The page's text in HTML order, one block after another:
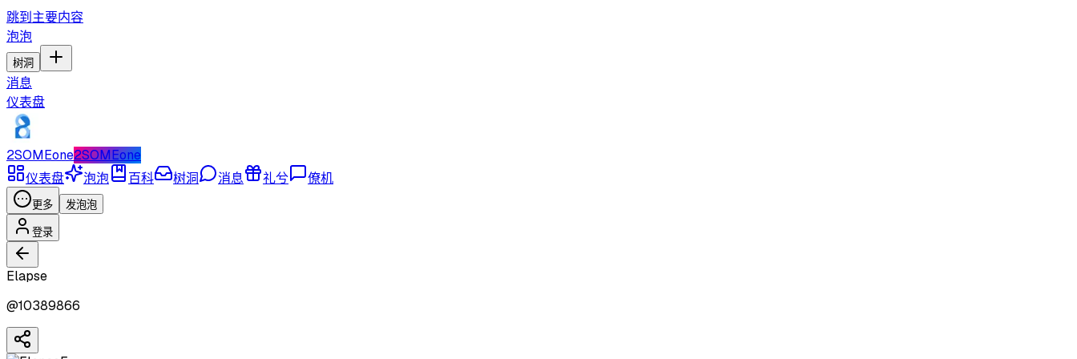
跳到主要内容
泡泡
树洞
消息
仪表盘
2SOMEone2SOMEone
仪表盘
泡泡 百科 树洞 消息 礼兮 僚机
更多 发泡泡
登录
Elapse
@10389866